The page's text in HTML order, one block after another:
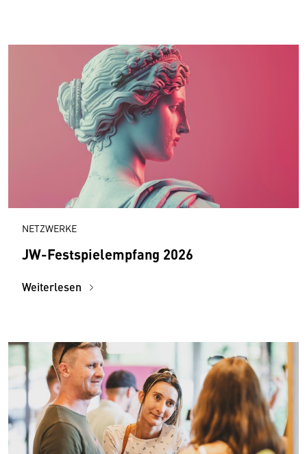
NETZWERKE
JW-Festspielempfang 2026
Weiterlesen